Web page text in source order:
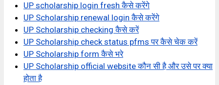
UP scholarship login fresh कैसे करेंगे
UP Scholarship renewal login कैसे करेंगे
UP Scholarship checking कैसे करें
UP Scholarship check status pfms पर कैसे चेक करें
UP Scholarship form कैसे भरे
UP Scholarship official website कौन सी है और उसे पर क्या
होता है